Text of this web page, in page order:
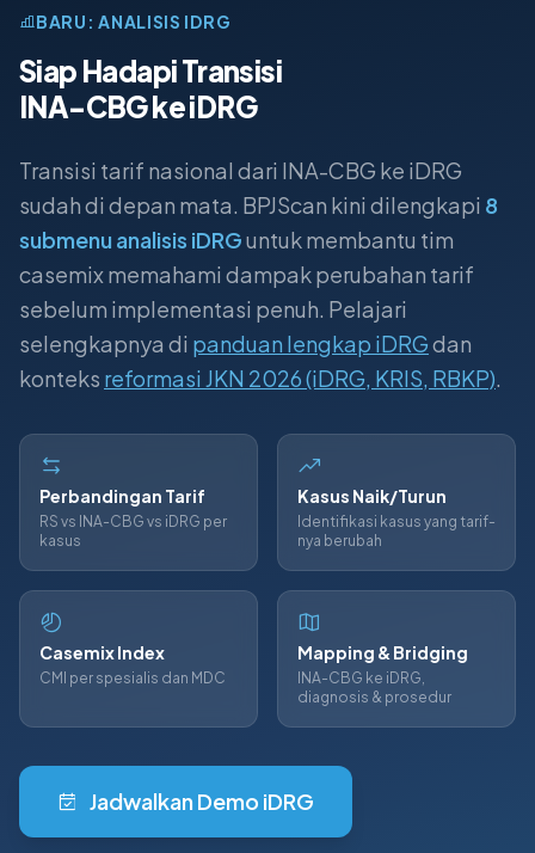
BARU: ANALISIS IDRG
Siap Hadapi Transisi
INA-CBG ke iDRG
Transisi tarif nasional dari INA-CBG ke iDRG
sudah di depan mata. BPJScan kini dilengkapi 8
submenu analisis iDRGuntuk membantu tim
casemix memahami dampak perubahan tarif
sebelum implementasi penuh. Pelajari
selengkapnya di panduan lengkap iDRGdan
konteks reformasi JKN 2026 (iDRG, KRIS, RBKP)
Perbandingan Tarif
RS vs INA-CBG vs iDRG per
kasus
Kasus Naik/Turun
Identifikasi kasus yang tarif-
nya berubah
Casemix Index
CMI per spesialis dan MDC
Mapping & Bridging
INA-CBG ke iDRG,
diagnosis & prosedur
Jadwalkan Demo iDRG